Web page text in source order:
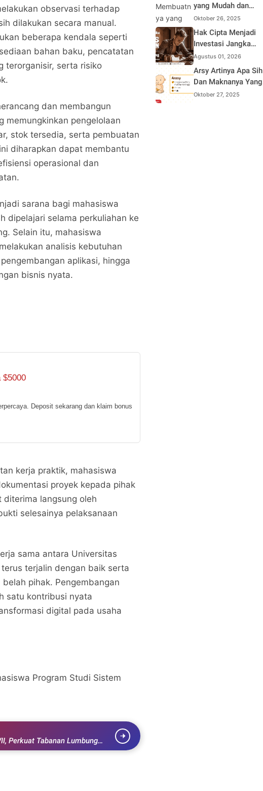
Universitas Pamulang Kembangkan
Inventory di Kafe Dalley Melalui Program
- Media Kritis
observasi terhadap
dilakukan secara manual.
beberapa kendala seperti
bahan baku, pencatatan
terorganisir, serta risiko
dan membangun
memungkinkan pengelolaan
stok tersedia, serta pembuatan
diharapkan dapat membantu
operasional dan
sarana bagi mahasiswa
dipelajari selama perkuliahan ke
Selain itu, mahasiswa
analisis kebutuhan
aplikasi, hingga
bisnis nyata.
Deposit sekarang dan klaim bonus
kerja praktik, mahasiswa
proyek kepada pihak
diterima langsung oleh
selesainya pelaksanaan
sama antara Universitas
terjalin dengan baik serta
pihak. Pengembangan
satu kontribusi nyata
digital pada usaha
Program Studi Sistem
Perkuat Tabanan Lumbung
Universitas Pamulang Kembangkan
Inventory di Kafe Dalley Melalui Program
- Media Kritis
yang Mudah dan
Efisien untuk Pemula
Oktober 26, 2025
Hak Cipta Menjadi
Investasi Jangka
Panjang bagi Penulis
Buku
Agustus 01, 2026
Arsy Artinya Apa Sih
Dan Maknanya Yang
Mendalam
Oktober 27, 2025